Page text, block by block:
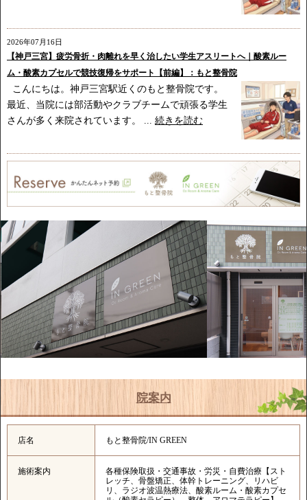
2026年07月16日
【神戸三宮】疲労骨折・肉離れを早く治したい学生アスリートへ｜酸素ルー
ム・酸素カプセルで競技復帰をサポート【前編】：もと整骨院
こんにちは。神戸三宮駅近くのもと整骨院です。
最近、当院には部活動やクラブチームで頑張る学生
さんが多く来院されています。 ... 続きを読む
院案内
店名 もと整骨院/IN GREEN
施術案内
各種保険取扱・交通事故・労災・自費治療【スト
レッチ、骨盤矯正、体幹トレーニング、リハビ
リ、ラジオ波温熱療法、酸素ルーム・酸素カプセ